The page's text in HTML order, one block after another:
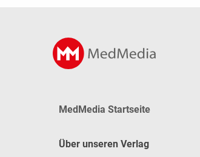
MedMedia Startseite
Über unseren Verlag